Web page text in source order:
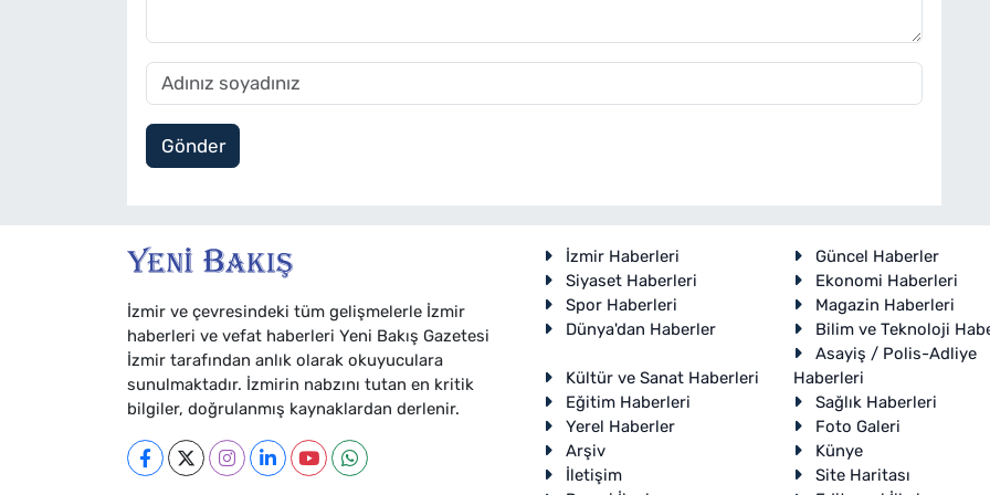
Gönder
İzmir ve çevresindeki tüm gelişmelerle İzmir
haberleri ve vefat haberleri Yeni Bakış Gazetesi
İzmir tarafından anlık olarak okuyuculara
sunulmaktadır. İzmirin nabzını tutan en kritik
bilgiler, doğrulanmış kaynaklardan derlenir.
İzmir Haberleri
Güncel Haberler
Siyaset Haberleri
Ekonomi Haberleri
Spor Haberleri
Magazin Haberleri
Dünya'dan Haberler
Bilim ve Teknoloji
Kültür ve Sanat Haberleri
Asayiş / Polis-Adliye
Haberleri
Eğitim Haberleri
Sağlık Haberleri
Yerel Haberler
Foto Galeri
Arşiv
Künye
İletişim
Site Haritası